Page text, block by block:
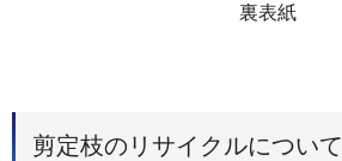
裏表紙
剪定枝のリサイクルについて